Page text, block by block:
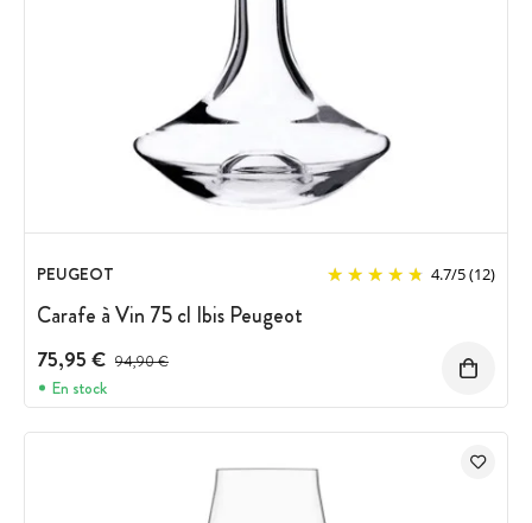
PEUGEOT 4.7/5(12)
Carafe à Vin 75 cl Ibis Peugeot
75,95 € Prix avant réduction :
94,90 €
En stock